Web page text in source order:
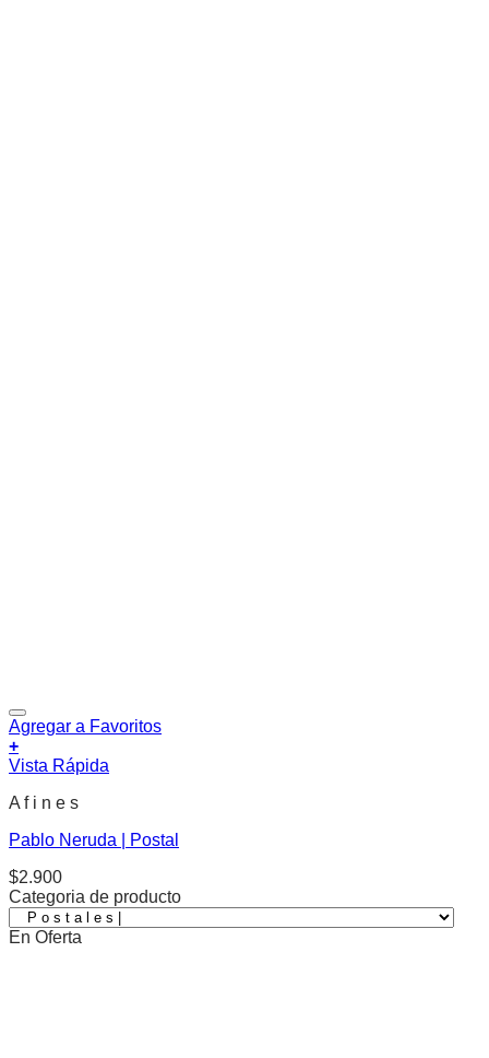
Agregar a Favoritos
+
Vista Rápida
A f i n e s
Pablo Neruda | Postal
$2.900
Categoria de producto
En Oferta